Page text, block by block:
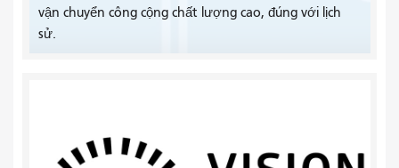
vận chuyển công cộng chất lượng cao, đúng với lịch
sử.